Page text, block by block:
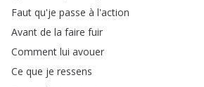
Faut qu'je passe à l'action
Avant de la faire fuir
Comment lui avouer
Ce que je ressens